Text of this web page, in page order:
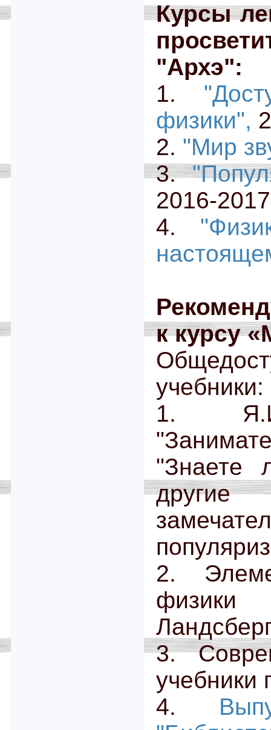
Курсы
"Архэ":
1.
физики",
2. "Мир
3.
2016-2017
4.
к курсу
учебники:
1.
"Знаете
2.
3.
учебники
4.